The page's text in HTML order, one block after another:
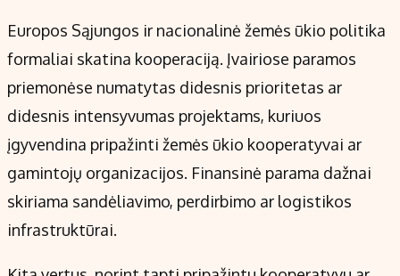
Europos Sąjungos ir nacionalinė žemės ūkio politika
formaliai skatina kooperaciją. Įvairiose paramos
priemonėse numatytas didesnis prioritetas ar
didesnis intensyvumas projektams, kuriuos
įgyvendina pripažinti žemės ūkio kooperatyvai ar
gamintojų organizacijos. Finansinė parama dažnai
skiriama sandėliavimo, perdirbimo ar logistikos
infrastruktūrai.